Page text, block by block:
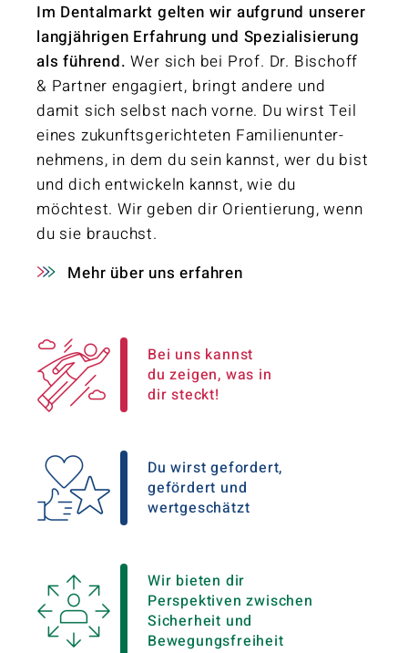
Im Dentalmarkt gelten wir aufgrund unserer
langjährigen Erfahrung und Spezialisierung
als führend. Wer sich bei Prof. Dr. Bischoff
& Partner engagiert, bringt andere und
damit sich selbst nach vorne. Du wirst Teil
eines zukunfts­gerichteten Familien­unter­
nehmens, in dem du sein kannst, wer du bist
und dich entwickeln kannst, wie du
möchtest. Wir geben dir Orientierung, wenn
du sie brauchst.
Mehr über uns erfahren
Bei uns kannst
du zeigen, was in
dir steckt!
Du wirst gefordert,
gefördert und
wertgeschätzt
Wir bieten dir
Perspektiven zwischen
Sicherheit und
Bewegungsfreiheit